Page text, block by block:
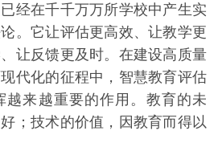
经在千千万万所学校中产生实
。它让评估更高效、让教学更
让反馈更及时。在建设高质量
代化的征程中，智慧教育评估
越来越重要的作用。教育的未
；技术的价值，因教育而得以